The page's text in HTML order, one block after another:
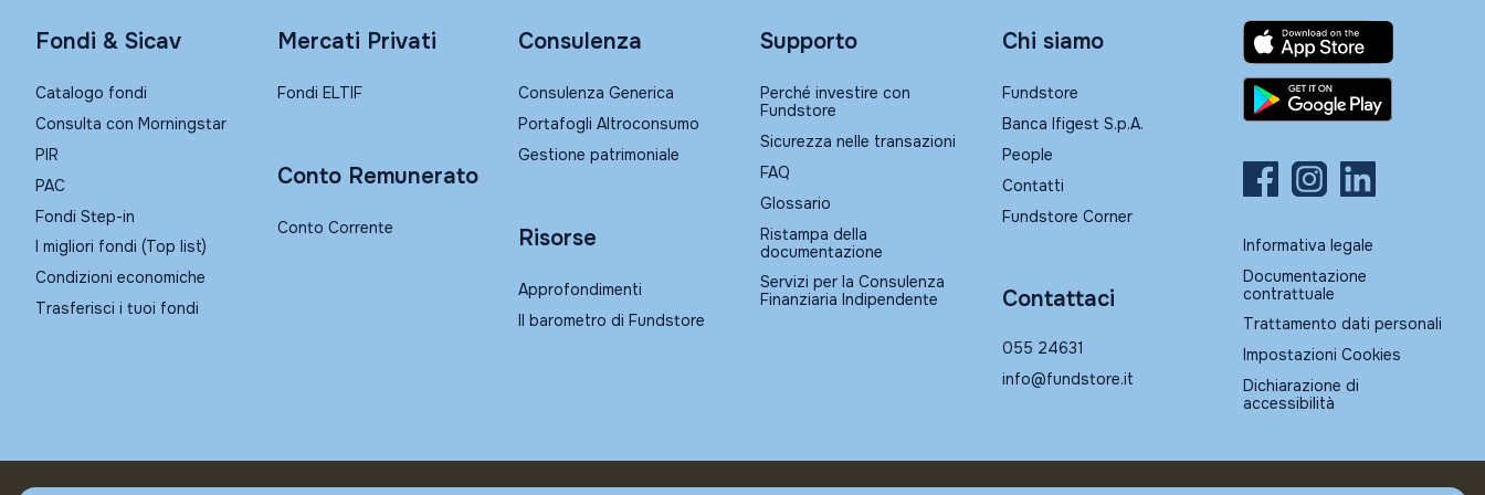
Fondi & Sicav
Catalogo fondi
Consulta con Morningstar
PIR
PAC
Fondi Step-in
I migliori fondi (Top list)
Condizioni economiche
Trasferisci i tuoi fondi
Mercati Privati
Fondi ELTIF
Conto Remunerato
Conto Corrente
Consulenza
Consulenza Generica
Portafogli Altroconsumo
Gestione patrimoniale
Risorse
Approfondimenti
Il barometro di Fundstore
Supporto
Perché investire con
Fundstore
Sicurezza nelle transazioni
FAQ
Glossario
Ristampa della
documentazione
Servizi per la Consulenza
Finanziaria Indipendente
Chi siamo
Fundstore
Banca Ifigest S.p.A.
People
Contatti
Fundstore Corner
Contattaci
055 24631
info@fundstore.it
Informativa legale
Documentazione
contrattuale
Trattamento dati personali
Impostazioni Cookies
Dichiarazione di
accessibilità